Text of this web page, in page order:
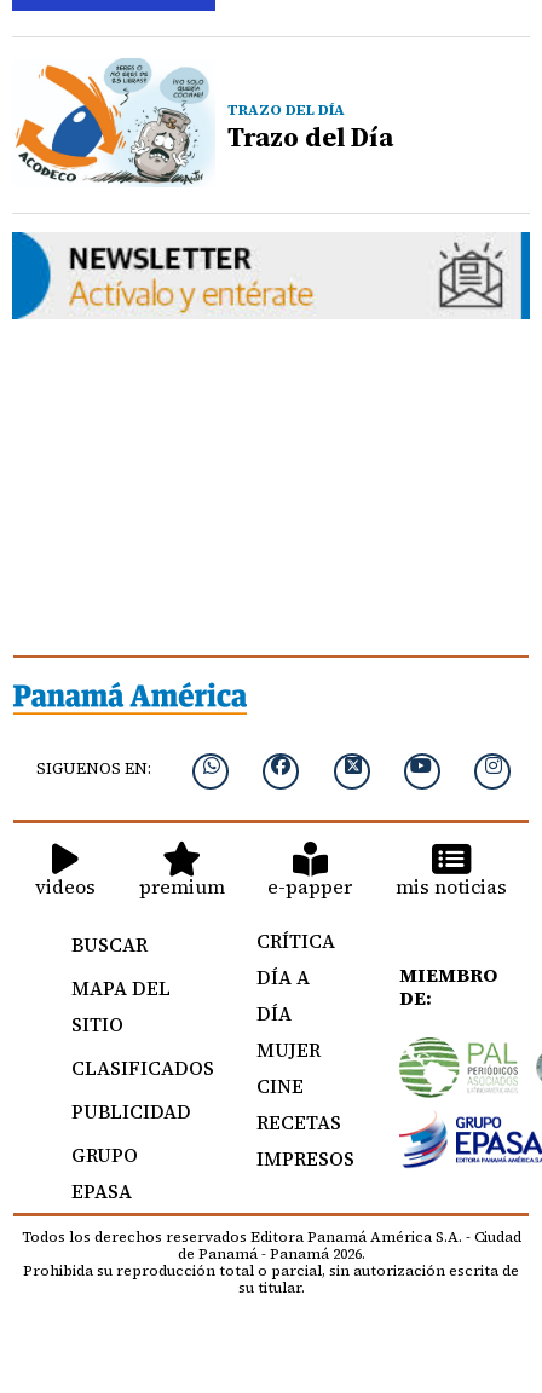
TRAZO DEL DÍA
Trazo del Día
SIGUENOS EN:
videos premium e-papper mis noticias
BUSCAR
MAPA DEL
SITIO
CLASIFICADOS
PUBLICIDAD
GRUPO
EPASA
CRÍTICA
DÍA A
DÍA
MUJER
CINE
RECETAS
IMPRESOS
MIEMBRO
DE:
Todos los derechos reservados Editora Panamá América S.A. - Ciudad
de Panamá - Panamá 2026.
Prohibida su reproducción total o parcial, sin autorización escrita de
su titular.